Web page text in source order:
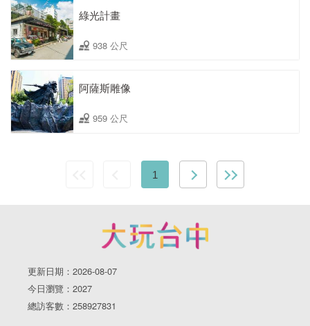
綠光計畫
938 公尺
阿薩斯雕像
959 公尺
1
更新日期：2026-08-07
今日瀏覽：2027
總訪客數：258927831